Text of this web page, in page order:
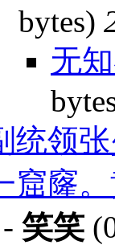
bytes)
无
统领
窟窿
- 笑笑